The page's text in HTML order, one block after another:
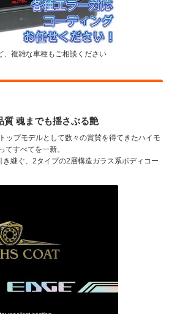
、複雑な車種もご相談ください
質 魂までも揺さぶる艶
ップモデルとして数々の賞賛を得てきたハイモ
てすべてを一新。
継ぐ、2タイプの2層構造ガラス系ボディコー